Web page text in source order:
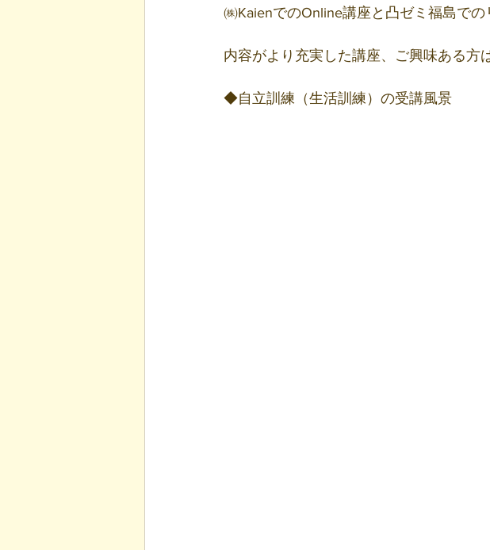
㈱KaienでのOnline講座と凸ゼミ福島で
内容がより充実した講座、ご興味ある方
◆自立訓練（生活訓練）の受講風景